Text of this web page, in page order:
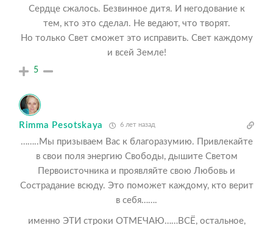
Сердце сжалось. Безвинное дитя. И негодование к
тем, кто это сделал. Не ведают, что творят.
Но только Свет сможет это исправить. Свет каждому
и всей Земле!
5
Rimma Pesotskaya 6 лет назад
……..Мы призываем Вас к благоразумию. Привлекайте
в свои поля энергию Свободы, дышите Светом
Первоисточника и проявляйте свою Любовь и
Сострадание всюду. Это поможет каждому, кто верит
в себя…….
именно ЭТИ строки ОТМЕЧАЮ……ВСЁ, остальное,